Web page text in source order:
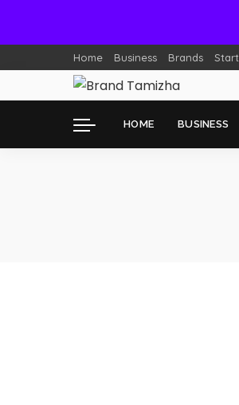
Home Business Brands
HOME BUSINESS